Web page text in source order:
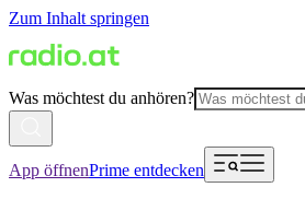
Zum Inhalt springen
Was möchtest du anhören?
App öffnenPrime entdecken